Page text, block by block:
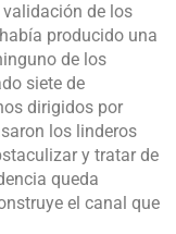
de los
producido una
de los
siete de
dirigidos por
los linderos
y tratar de
queda
el canal que